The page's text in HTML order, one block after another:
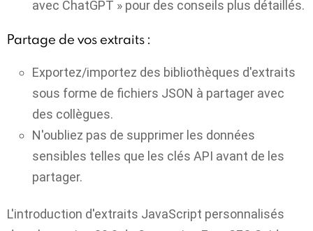
avec ChatGPT » pour des conseils plus détaillés.
Partage de vos extraits :
Exportez/importez des bibliothèques d'extraits
sous forme de fichiers JSON à partager avec
des collègues.
N'oubliez pas de supprimer les données
sensibles telles que les clés API avant de les
partager.
L'introduction d'extraits JavaScript personnalisés